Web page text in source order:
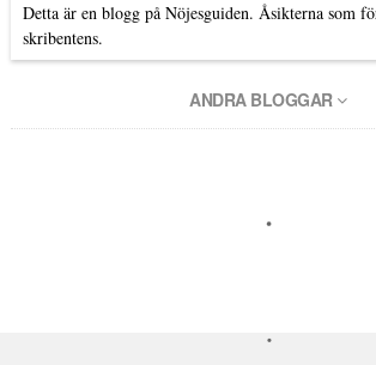
Detta är en blogg på Nöjesguiden. Åsikterna som
skribentens.
ANDRA BLOGGAR